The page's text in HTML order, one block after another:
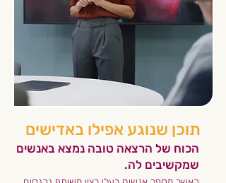
תוכן שנוגע אפילו באדישים
הכוח של הרצאה טובה נמצא באנשים
שמקשיבים לה.​​